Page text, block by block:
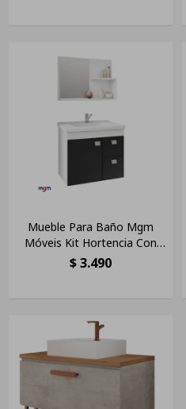
Mueble Para Baño Mgm
Móveis Kit Hortencia Con
Bacha Color Blanco Y
$3.490